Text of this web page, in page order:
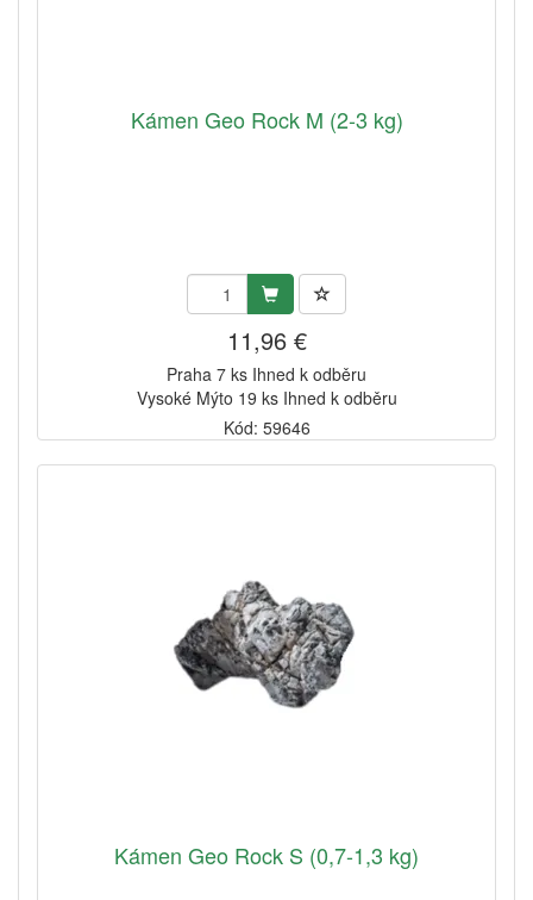
Kámen Geo Rock M (2-3 kg)
11,96 €
Praha 7 ks Ihned k odběru
Vysoké Mýto 19 ks Ihned k odběru
Kód: 59646
Kámen Geo Rock S (0,7-1,3 kg)